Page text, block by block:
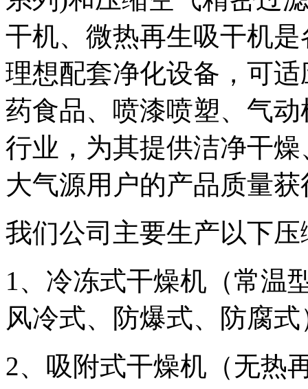
干机、微热再生吸干机
理想配套净化设备，可
药食品、喷漆喷塑、气
行业，为其提供洁净干
大气源用户的产品质量
我们公司主要生产以下
1、冷冻式干燥机（常温
风冷式、防爆式、防腐式
2、吸附式干燥机（无热